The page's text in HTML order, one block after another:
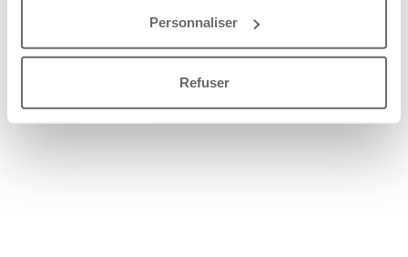
Personnaliser
Refuser